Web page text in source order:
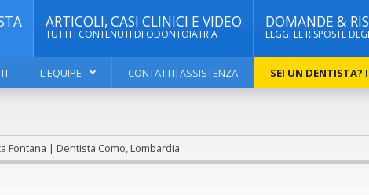
ARTICOLI, CASI CLINICI E VIDEO
TUTTI I CONTENUTI DI ODONTOIATRIA
DOMANDE &
LEGGI LE RISPOSTE
L'EQUIPE CONTATTI|ASSISTENZA SEI UN DENTISTA?
Fontana | Dentista Como, Lombardia